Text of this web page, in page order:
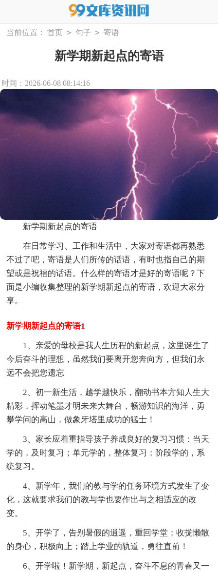
当前位置： 首页 > 句子 > 寄语
新学期新起点的寄语
时间：2026-06-08 08:14:16
新学期新起点的寄语
在日常学习、工作和生活中，大家对寄语都再熟悉
不过了吧，寄语是人们所传的话语，有时也指自己的期
望或是祝福的话语。什么样的寄语才是好的寄语呢？下
面是小编收集整理的新学期新起点的寄语，欢迎大家分
享。
新学期新起点的寄语1
1、亲爱的母校是我人生历程的新起点，这里诞生了
今后奋斗的理想，虽然我们要离开您奔向方，但我们永
远不会把您遗忘
2、初一新生活，越学越快乐，翻动书本方知人生大
精彩，挥动笔墨才明未来大舞台，畅游知识的海洋，勇
攀学问的高山，做象牙塔里成功的猛士！
3、家长应着重指导孩子养成良好的复习习惯：当天
学的，及时复习；单元学的，整体复习；阶段学的，系
统复习。
4、新学年，我们的教与学的任务环境方式发生了变
化，这就要求我们的教与学也要作出与之相适应的改
变。
5、开学了，告别暑假的逍遥，重回学堂；收拢懒散
的身心，积极向上；踏上学业的轨道，勇往直前！
6、开学啦！新学期，新起点，奋斗不息的青春又一